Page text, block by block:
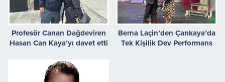
Profesör Canan Dağdeviren
Hasan Can Kaya’yı davet etti
Berna Laçin’den Çankaya’da
Tek Kişilik Dev Performans